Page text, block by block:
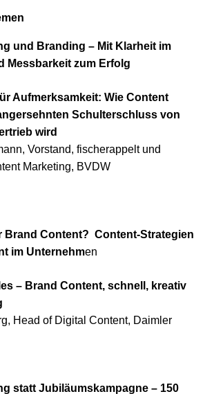
und Branding – Mit Klarheit im
Messbarkeit zum Erfolg
Aufmerksamkeit: Wie Content
Schulterschluss von
wird
Vorstand, fischerappelt und
Marketing, BVDW
Brand Content? Content-Strategien
im Unternehmen
– Brand Content, schnell, kreativ
Head of Digital Content, Daimler
statt Jubiläumskampagne – 150